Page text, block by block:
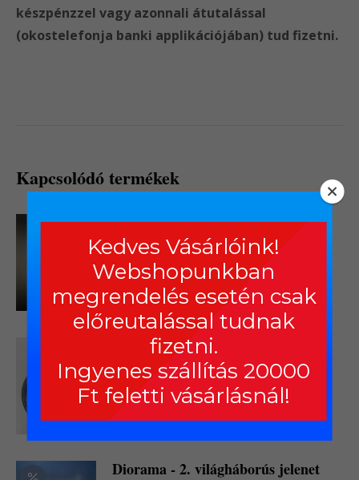
Kedves Vásárlóink!
Webshopunkban
megrendelés esetén csak
előreutalással tudnak
fizetni.
Ingyenes szállítás 20000
Ft feletti vásárlásnál!
készpénzzel vagy azonnali átutalással
(okostelefonja banki applikációjában) tud fizetni.
Kapcsolódó termékek
1956-os Emlékérem 1991.
adományozó igazolvánnyal
8 900,00
Részletek
AK dobtár
99 000,00Ft
Diorama - 2. világháborús jelenet